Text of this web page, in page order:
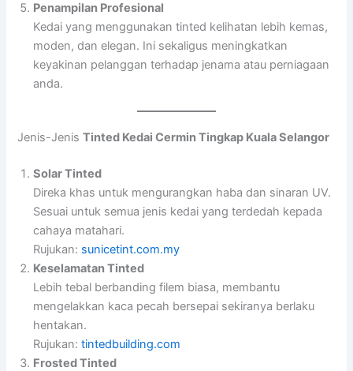
Penampilan Profesional
Kedai yang menggunakan tinted kelihatan lebih kemas,
moden, dan elegan. Ini sekaligus meningkatkan
keyakinan pelanggan terhadap jenama atau perniagaan
anda.
Jenis-JenisTinted Kedai Cermin Tingkap Kuala Selangor
Solar Tinted
Direka khas untuk mengurangkan haba dan sinaran UV.
Sesuai untuk semua jenis kedai yang terdedah kepada
cahaya matahari.
Rujukan: sunicetint.com.my
Keselamatan Tinted
Lebih tebal berbanding filem biasa, membantu
mengelakkan kaca pecah bersepai sekiranya berlaku
hentakan.
Rujukan:tintedbuilding.com
Frosted Tinted